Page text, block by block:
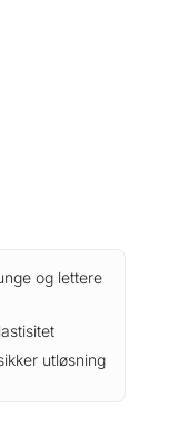
og lettere
utløsning